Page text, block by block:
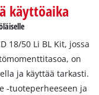
käyttöaika
18/50 Li BL Kit, jossa
on
ja käyttää tarkasti.
-tuoteperheeseen ja